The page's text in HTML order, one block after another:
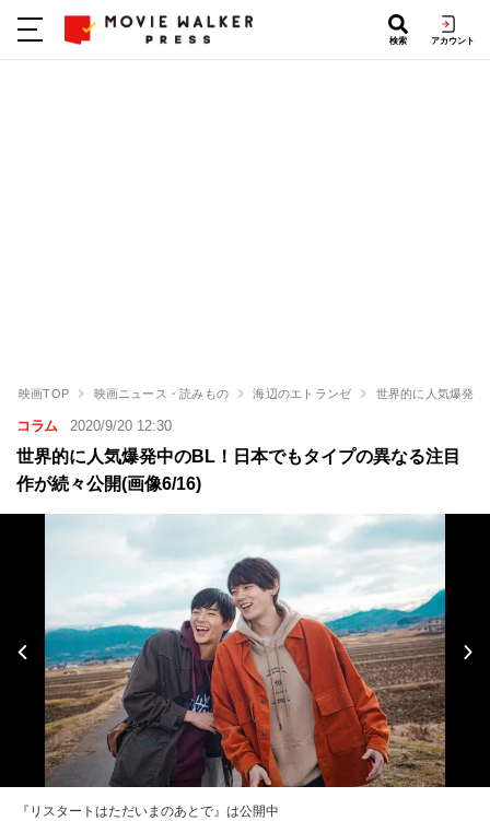
検索 アカウント
映画TOP 映画ニュース・読みもの 海辺のエトランゼ 世界的に人気爆発
コラム 2020/9/20 12:30
世界的に人気爆発中のBL！日本でもタイプの異なる注目
作が続々公開(画像6/16)
『リスタートはただいまのあとで』は公開中